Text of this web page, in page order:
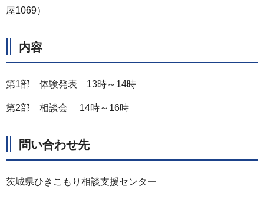
屋1069）
内容
第1部 体験発表 13時～14時
第2部 相談会 14時～16時
問い合わせ先
茨城県ひきこもり相談支援センター